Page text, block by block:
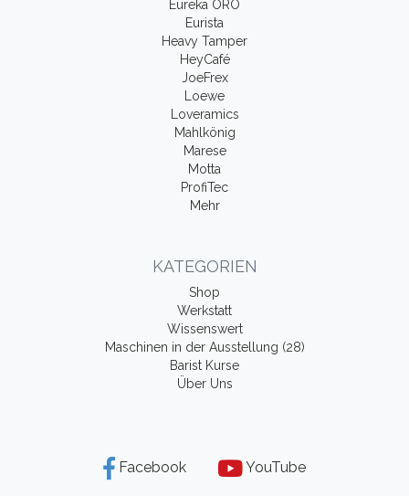
Eureka ORO
Eurista
Heavy Tamper
HeyCafé
JoeFrex
Loewe
Loveramics
Mahlkönig
Marese
Motta
ProfiTec
Mehr
KATEGORIEN
Shop
Werkstatt
Wissenswert
Maschinen in der Ausstellung (28)
Barist Kurse
Über Uns
Facebook YouTube